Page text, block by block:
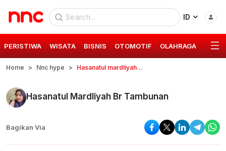
ID
PERISTIWA WISATA BISNIS OTOMOTIF OLAHRAGA GAYA
Home Nnc hype Hasanatul mardliyah br tambunan
Hasanatul Mardliyah Br Tambunan
Bagikan Via